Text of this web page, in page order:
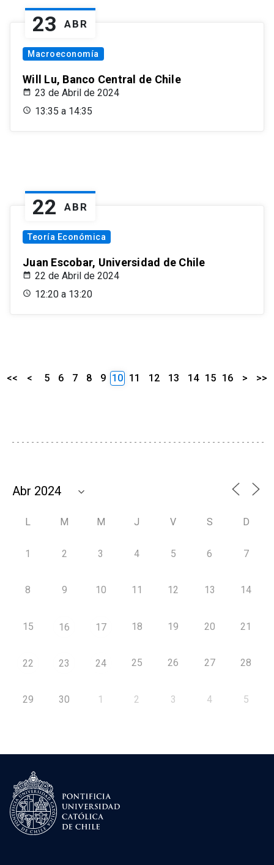
23 ABR
Macroeconomía
Will Lu, Banco Central de Chile
23 de Abril de 2024
13:35 a 14:35
22 ABR
Teoría Económica
Juan Escobar, Universidad de Chile
22 de Abril de 2024
12:20 a 13:20
<< < 5 6 7 8 9 10 11 12 13 14 15 16 > >>
L M M J V S D
1 2 3 4 5 6 7
8 9 10 11 12 13 14
15 16 17 18 19 20 21
22 23 24 25 26 27 28
29 30 1 2 3 4 5